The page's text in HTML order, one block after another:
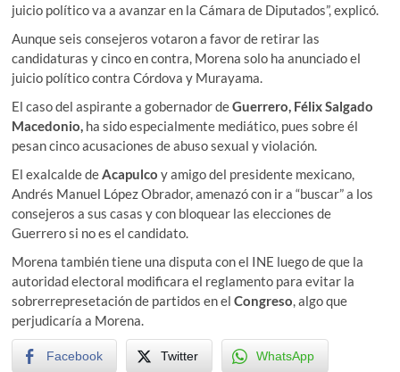
juicio político va a avanzar en la Cámara de Diputados”, explicó.
Aunque seis consejeros votaron a favor de retirar las
candidaturas y cinco en contra, Morena solo ha anunciado el
juicio político contra Córdova y Murayama.
El caso del aspirante a gobernador deGuerrero, Félix Salgado
Macedonio, ha sido especialmente mediático, pues sobre él
pesan cinco acusaciones de abuso sexual y violación.
El exalcalde deAcapulco y amigo del presidente mexicano,
Andrés Manuel López Obrador, amenazó con ir a “buscar” a los
consejeros a sus casas y con bloquear las elecciones de
Guerrero si no es el candidato.
Morena también tiene una disputa con el INE luego de que la
autoridad electoral modificara el reglamento para evitar la
sobrerrepresetación de partidos en elCongreso, algo que
perjudicaría a Morena.
Facebook Twitter WhatsApp